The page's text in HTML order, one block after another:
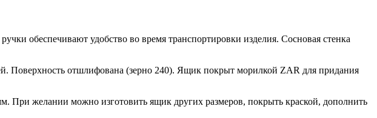
обеспечивают удобство во время транспортировки изделия. Сосновая стенка
Поверхность отшлифована (зерно 240). Ящик покрыт морилкой ZAR для придания
желании можно изготовить ящик других размеров, покрыть краской, дополнить